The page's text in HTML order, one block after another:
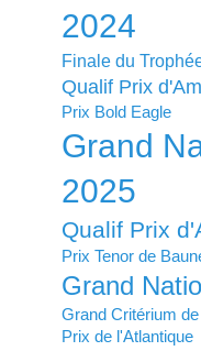
2024
Finale du
Qualif Prix
Prix Bold Eagle
Grand National du Trot
2025
Qualif Prix
Prix Tenor de
Grand
Grand Critérium
Prix de l'Atlantique